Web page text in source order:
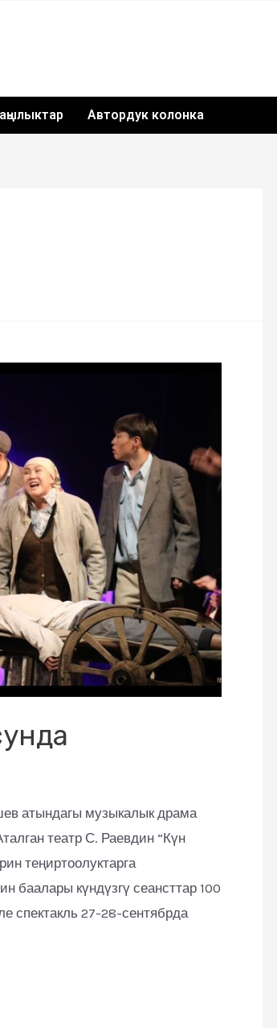
Автордук колонка
атындагы музыкалык драма
театр С. Раевдин “Күн
теңиртоолуктарга
баалары күндүзгү сеансттар 100
спектакль 27-28-сентябрда